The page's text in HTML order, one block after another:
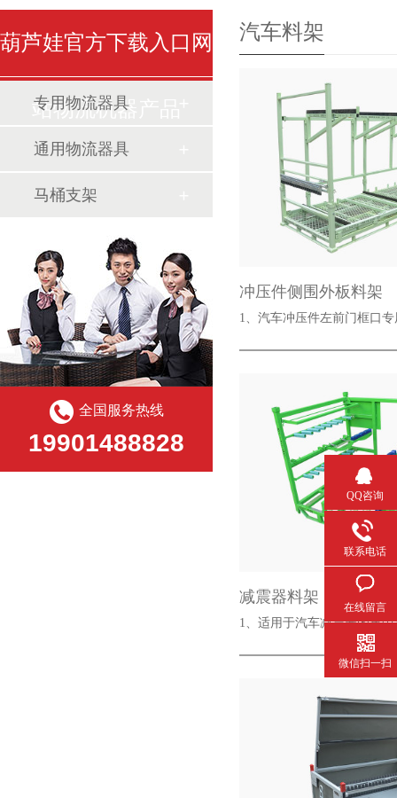
汽车料架
冲压件侧围外板料架
1、汽车冲压件左前门框口
减震器料架
1、适用于汽车减震器的集
葫芦娃官方下载入口网
站物流机器产品
专用物流器具
通用物流器具
马桶支架
全国服务热线
19901488828
QQ咨询
联系电话
在线留言
微信扫一扫